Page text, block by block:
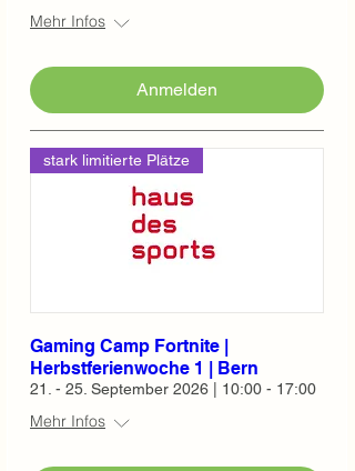
Mehr Infos
Anmelden
stark limitierte Plätze
Gaming Camp Fortnite |
Herbstferienwoche 1 | Bern
21. - 25. September 2026 | 10:00 - 17:00
Mehr Infos